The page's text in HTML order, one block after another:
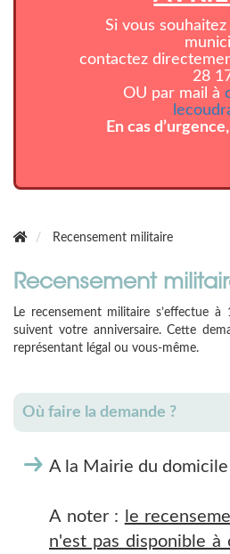
Si vous
contactez
28
OU par mail à
En cas
Recensement militaire
Recensement
Le recensement militaire s’effectue
suivent votre anniversaire. Cette
représentant légal ou vous-même.
Où faire la demande ?
A la Mairie du domicile
A noter : le
n'est pas disponible à